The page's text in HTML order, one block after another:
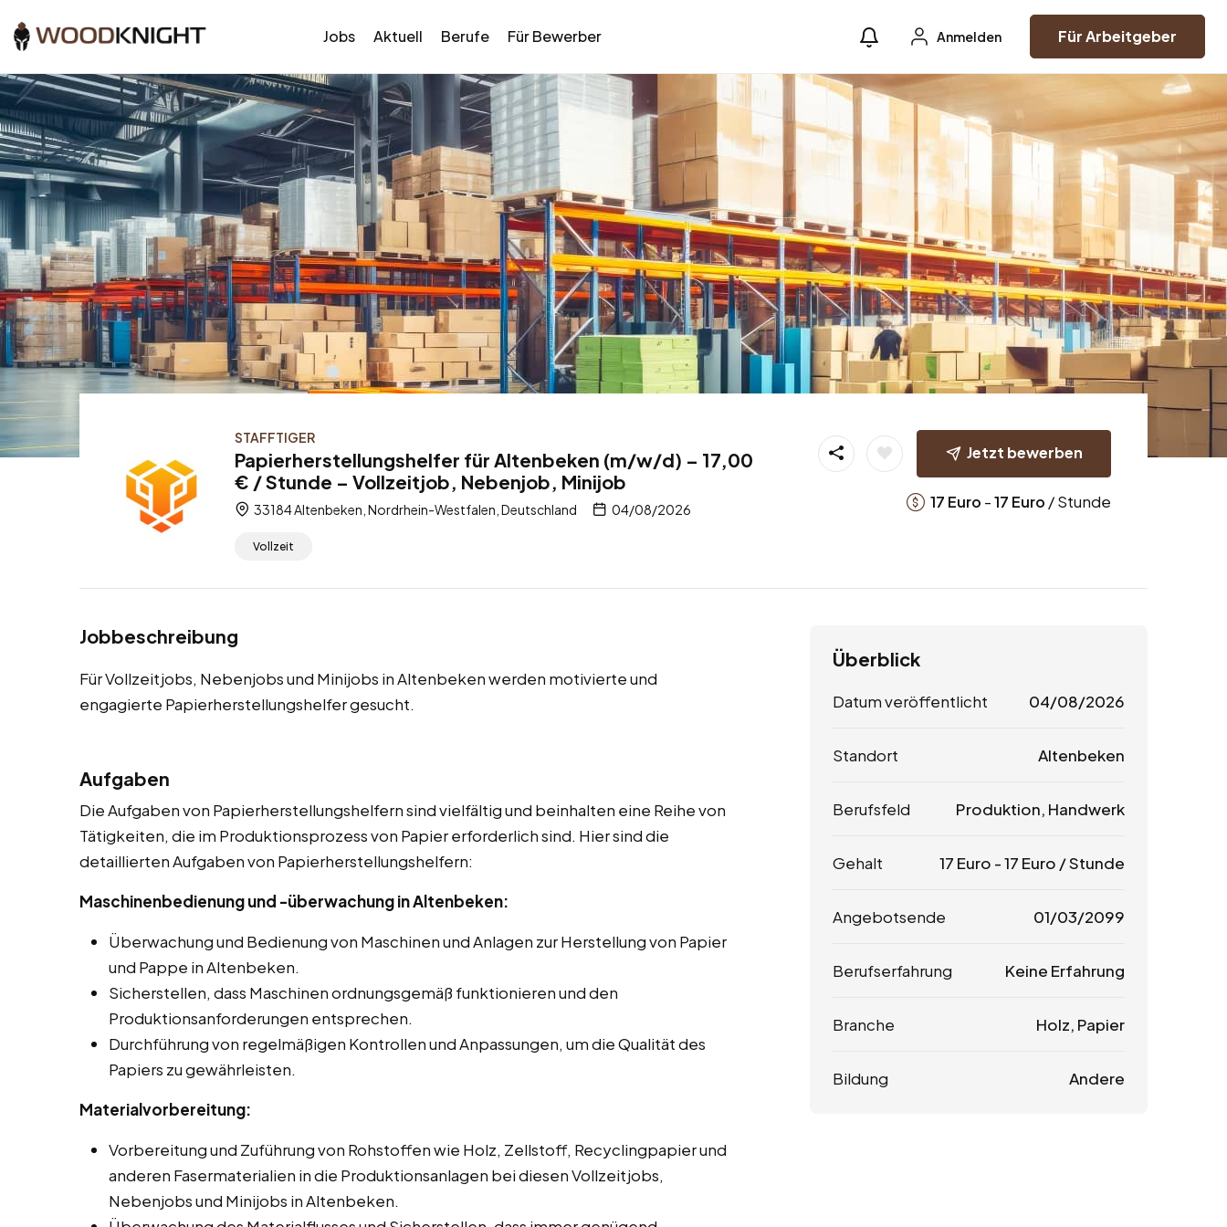
Jobs Aktuell Berufe Für Bewerber Anmelden Für Arbeitgeber
STAFFTIGER
Papierherstellungshelfer für Altenbeken (m/w/d) – 17,00
€ / Stunde – Vollzeitjob, Nebenjob, Minijob
33184 Altenbeken, Nordrhein-Westfalen, Deutschland 04/08/2026
Vollzeit
Jetzt bewerben
17 Euro -17 Euro / Stunde
Jobbeschreibung
Für Vollzeitjobs, Nebenjobs und Minijobs in Altenbeken werden motivierte und
engagierte Papierherstellungshelfer gesucht.
Aufgaben
Die Aufgaben von Papierherstellungshelfern sind vielfältig und beinhalten eine Reihe von
Tätigkeiten, die im Produktionsprozess von Papier erforderlich sind. Hier sind die
detaillierten Aufgaben von Papierherstellungshelfern:
Maschinenbedienung und -überwachung in Altenbeken:
Überwachung und Bedienung von Maschinen und Anlagen zur Herstellung von Papier
und Pappe in Altenbeken.
Sicherstellen, dass Maschinen ordnungsgemäß funktionieren und den
Produktionsanforderungen entsprechen.
Durchführung von regelmäßigen Kontrollen und Anpassungen, um die Qualität des
Papiers zu gewährleisten.
Materialvorbereitung:
Vorbereitung und Zuführung von Rohstoffen wie Holz, Zellstoff, Recyclingpapier und
anderen Fasermaterialien in die Produktionsanlagen bei diesen Vollzeitjobs,
Nebenjobs und Minijobs in Altenbeken.
Überblick
Datum veröffentlicht 04/08/2026
Standort Altenbeken
Berufsfeld Produktion, Handwerk
Gehalt 17 Euro -17 Euro / Stunde
Angebotsende 01/03/2099
Berufserfahrung Keine Erfahrung
Branche Holz, Papier
Bildung Andere